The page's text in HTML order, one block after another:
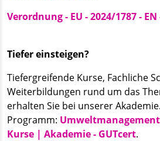
Verordnung - EU - 2024/1787 - EN
Tiefer einsteigen?
Tiefergreifende Kurse, Fachliche
Weiterbildungen rund um das
erhalten Sie bei unserer
Programm: Umweltmanagement
Kurse | Akademie - GUTcert.